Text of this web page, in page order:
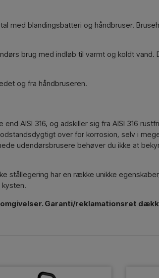
med blandingsbatteri og håndbruser.
brug med indløb til varmt og koldt vand.
og fra håndbruseren.
AISI 316, og adskiller sig fra AISI 316
over for korrosion, selv i
udendørsbrusere behøver du ikke at
stållegering har en række unikke
Garanti/reklamationsret